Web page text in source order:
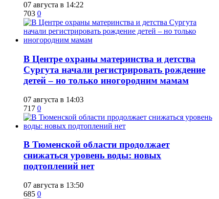
07 августа в 14:22
703 0
​В Центре охраны материнства и детства
Сургута начали регистрировать рождение
детей – но только иногородним мамам
07 августа в 14:03
717 0
​В Тюменской области продолжает
снижаться уровень воды: новых
подтоплений нет
07 августа в 13:50
685 0